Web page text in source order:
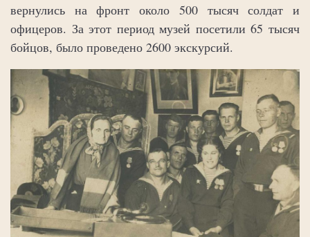
вернулись на фронт около 500 тысяч солдат и
офицеров. За этот период музей посетили 65 тысяч
бойцов, было проведено 2600 экскурсий.